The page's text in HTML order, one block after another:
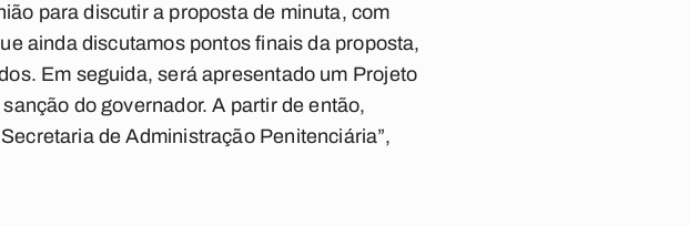
para discutir a proposta de minuta, com
ainda discutamos pontos finais da proposta,
Em seguida, será apresentado um Projeto
do governador. A partir de então,
de Administração Penitenciária”,